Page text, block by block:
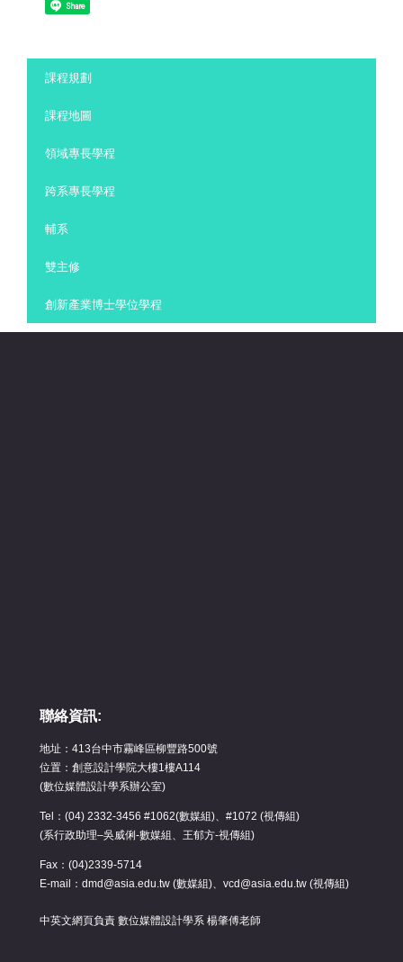
Share
課程規劃
課程地圖
領域專長學程
跨系專長學程
輔系
雙主修
創新產業博士學位學程
聯絡資訊:
地址：413台中市霧峰區柳豐路500號
位置：創意設計學院大樓1樓A114
(數位媒體設計學系辦公室)
Tel：(04) 2332-3456 #1062(數媒組)、#1072 (視傳組)
(系行政助理–吳威俐-數媒組、王郁方-視傳組)
Fax：(04)2339-5714
E-mail：dmd@asia.edu.tw (數媒組)、vcd@asia.edu.tw (視傳組)
中英文網頁負責 數位媒體設計學系 楊肇傅老師